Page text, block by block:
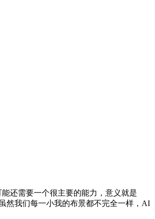
还需要一个很主要的能力，意义就是
然我们每一小我的布景都不完全一样，AI